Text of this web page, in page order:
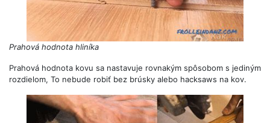
Prahová hodnota hliníka
Prahová hodnota kovu sa nastavuje rovnakým spôsobom s jediným
rozdielom, To nebude robiť bez brúsky alebo hacksaws na kov.